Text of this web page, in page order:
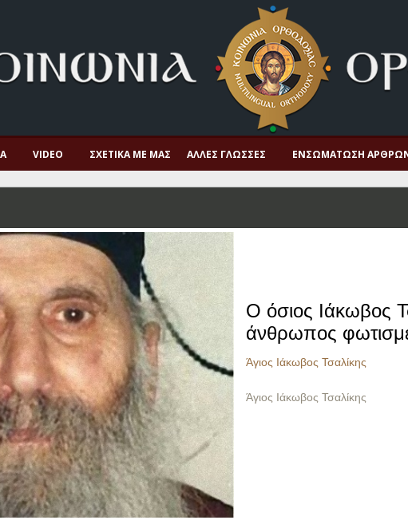
VIDEO ΣΧΕΤΙΚΆ ΜΕ ΜΑΣ ΆΛΛΕΣ ΓΛΏΣΣΕΣ ΕΝΣΩΜΆΤΩΣΗ
Ο όσιος Ιάκωβος
άνθρωπος
Άγιος Ιάκωβος Τσαλίκης
Άγιος Ιάκωβος Τσαλίκης